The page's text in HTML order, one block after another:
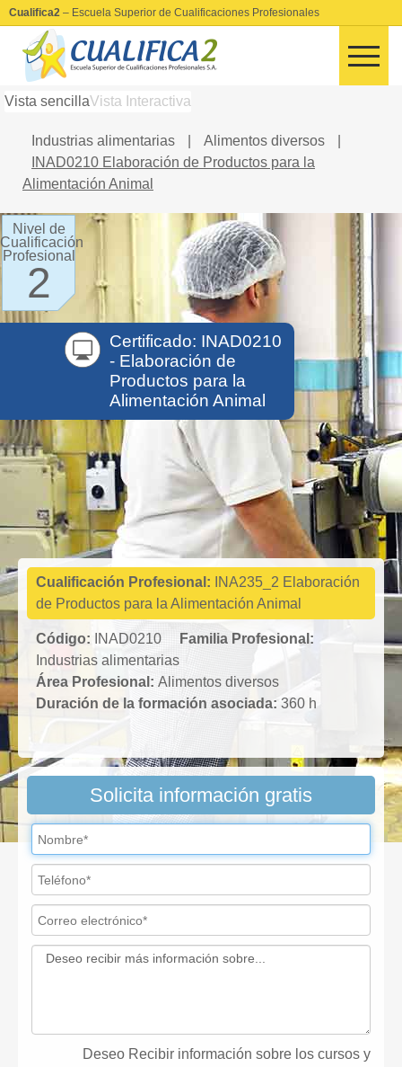
Cualifica2 – Escuela Superior de Cualificaciones Profesionales
Vista sencillaVista Interactiva
Industrias alimentarias Alimentos diversos
INAD0210 Elaboración de Productos para la
Alimentación Animal
Nivel de
Cualificación
Profesional
2
Certificado: INAD0210
- Elaboración de
Productos para la
Alimentación Animal
Industrias
alimentarias
Cualificación Profesional:
INA235_2 Elaboración
de Productos para la Alimentación Animal
Código: INAD0210
Familia Profesional:
Industrias alimentarias
Área Profesional: Alimentos diversos
Duración de la formación asociada: 360 h
Solicita información gratis
Deseo Recibir información sobre los cursos y